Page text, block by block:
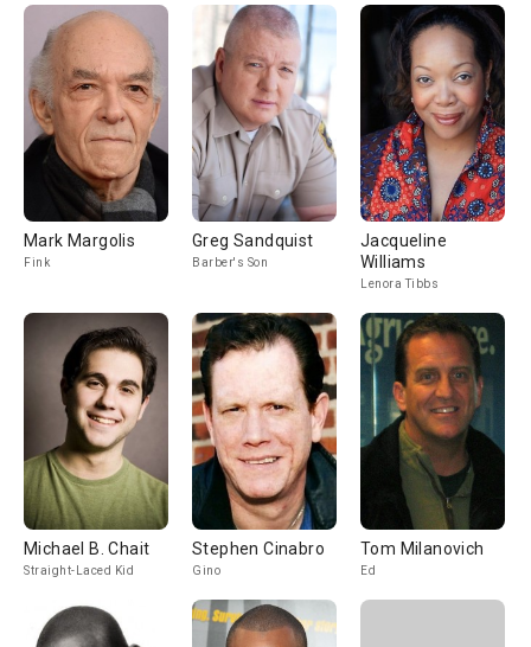
Mark Margolis
Fink
Greg Sandquist
Barber's Son
Jacqueline
Williams
Lenora Tibbs
Michael B. Chait
Straight-Laced Kid
Stephen Cinabro
Gino
Tom Milanovich
Ed